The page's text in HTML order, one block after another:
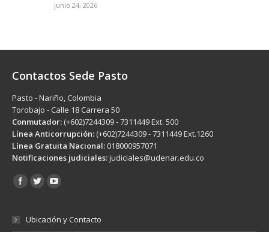
junio 24, 2026
Contactos Sede Pasto
Pasto - Nariño, Colombia
Torobajo - Calle 18 Carrera 50
Conmutador: (+602)7244309 - 7311449 Ext. 500
Línea Anticorrupción: (+602)7244309 - 7311449 Ext.1260
Línea Gratuita Nacional: 018000957071
Notificaciones judiciales:judiciales@udenar.edu.co
Encuéntranos en:
Ubicación y Contacto